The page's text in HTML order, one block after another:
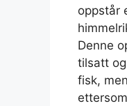
oppstår
Denne
tilsatt
fisk,